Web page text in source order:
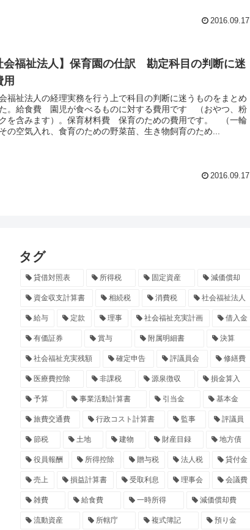
2016.09.17
会福祉法人】保育園の仕訳 勘定科目の判断に迷
用
祉法人の経理実務を行う上で科目の判断に迷うものをまとめ
。給食費 園児が食べるものに対する費用です （おやつ、粉
を含みます）。保育材料費 保育のための費用です。 （一輪
の空気入れ、食育のための野菜苗、生き物飼育のため...
2016.09.17
タグ
貸借対照表 所得税 固定資産 減価償却
資金収支計算書 相続税 消費税 社会福祉法人
給与 定款 理事 社会福祉充実計画 借入金
有価証券 賞与 附属明細書 決算
社会福祉充実残額 確定申告 評議員会 修繕費
医療費控除 非課税 源泉徴収 損金算入
予算 事業活動計算書 引当金 基本金
旅費交通費 行政コスト計算書 監事 評議員
節税 土地 建物 財産目録 地方債
役員報酬 所得控除 贈与税 法人税 貸付金
売上 損益計算書 受取利息 理事会 会議費
雑費 給食費 一時所得 減価償却費
流動資産 所轄庁 複式簿記 預り金